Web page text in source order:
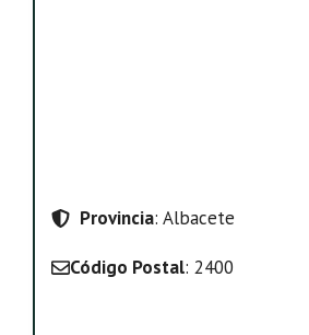
Provincia: Albacete
Código Postal: 2400